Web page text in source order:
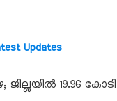
Updates
ജില്ലയില്‍ 19.96